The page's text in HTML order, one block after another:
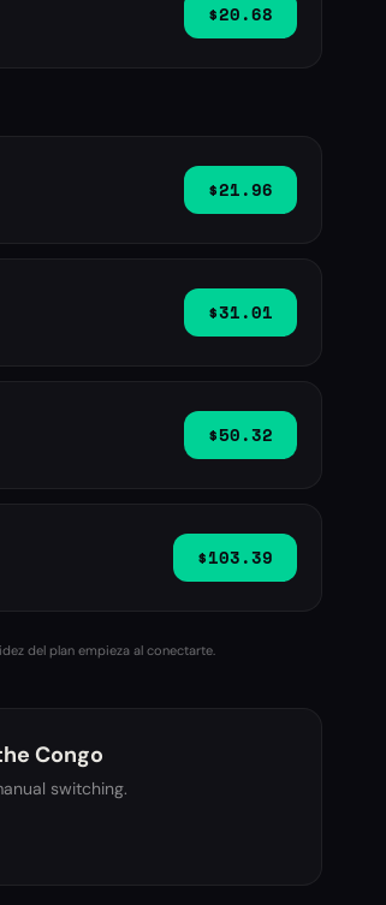
$20.68
$21.96
$31.01
$50.32
$103.39
del plan empieza al conectarte.
Congo
switching.